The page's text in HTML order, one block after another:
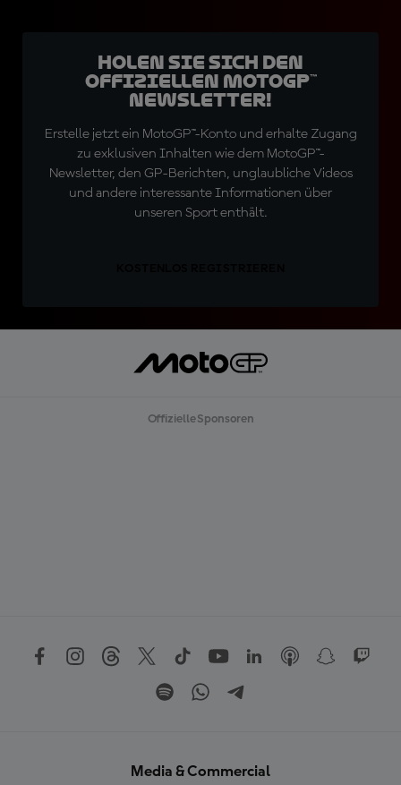
Holen Sie sich den
offiziellen MotoGP™
Newsletter!
Erstelle jetzt ein MotoGP™-Konto und erhalte Zugang
zu exklusiven Inhalten wie dem MotoGP™-
Newsletter, den GP-Berichten, unglaubliche Videos
und andere interessante Informationen über
unseren Sport enthält.
Offizielle Sponsoren
Media & Commercial